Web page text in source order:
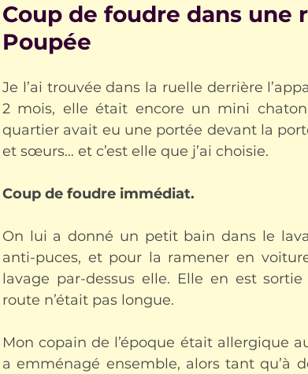
Coup de foudre dans une
Poupée
Je l’ai trouvée dans la ruelle derrière
2 mois, elle était encore un mini
quartier avait eu une portée devant la
et sœurs… et c’est elle que j’ai choisie.
Coup de foudre immédiat.
On lui a donné un petit bain dans le
anti-puces, et pour la ramener en
lavage par-dessus elle. Elle en est
route n’était pas longue.
Mon copain de l’époque était allergique
a emménagé ensemble, alors tant qu’à